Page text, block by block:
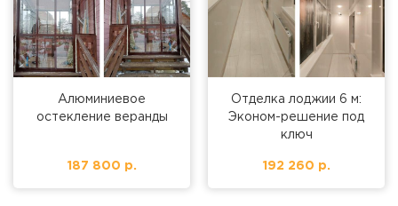
Алюминиевое
остекление веранды
187 800 р.
Отделка лоджии 6 м:
Эконом-решение под
ключ
192 260 р.